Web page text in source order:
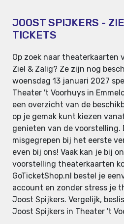
JOOST SPIJKERS -
TICKETS
Op zoek naar theaterkaarten
Ziel & Zalig? Ze zijn nog
woensdag 13 januari 2027
Theater 't Voorhuys in
een overzicht van de
op je gemak kunt kiezen
genieten van de voorstelling.
misgegrepen bij het eerste
even bij ons! Vaak kan je bij
voorstelling theaterkaarten
GoTicketShop.nl bestel je
account en zonder stress je
Joost Spijkers. Vergelijk,
Joost Spijkers in Theater 't